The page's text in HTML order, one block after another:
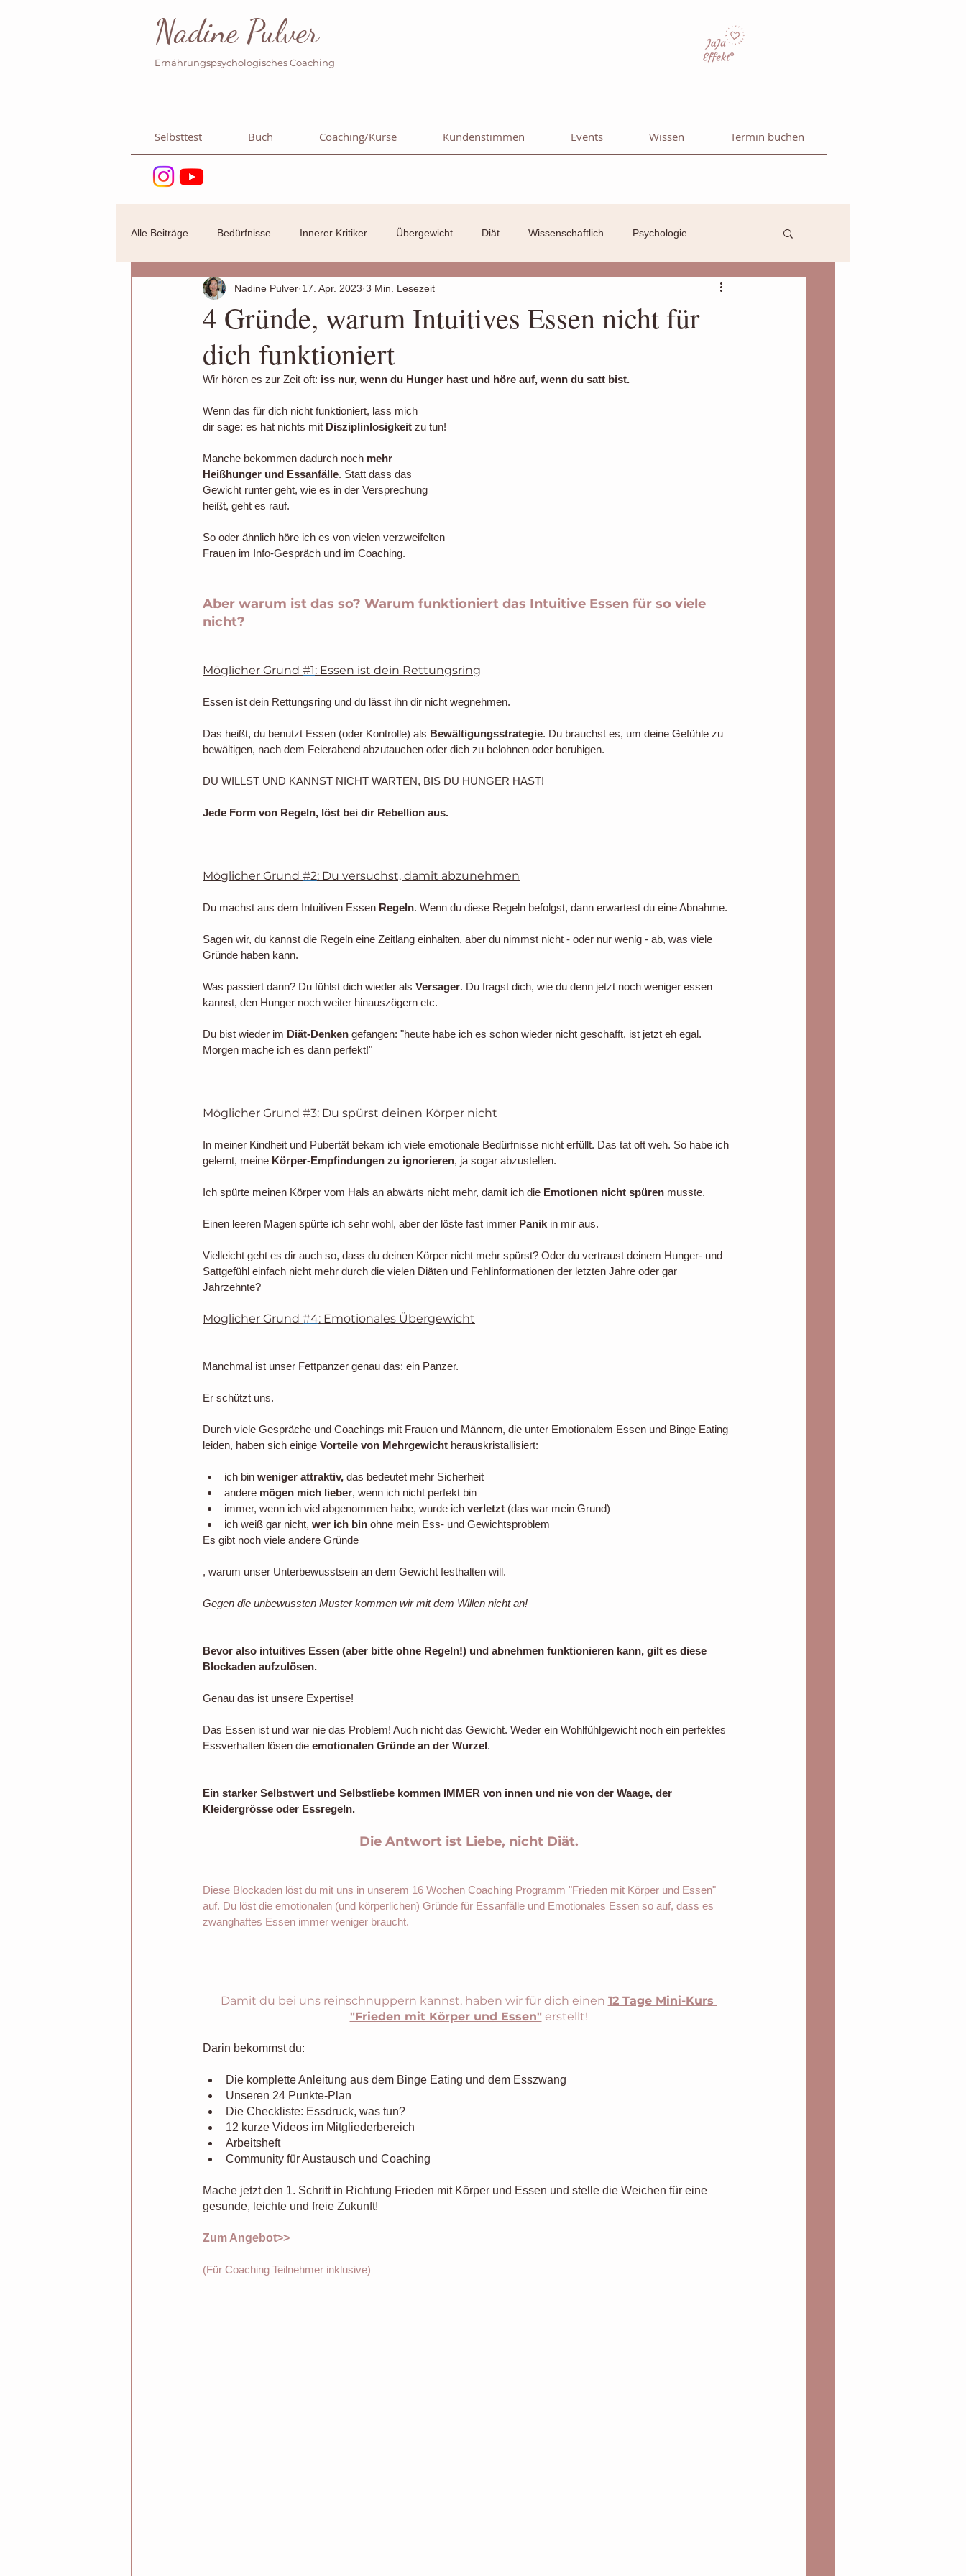
Nadine Pulver
Ernährungspsychologisches Coaching
Selbsttest Buch Coaching/Kurse Kundenstimmen Events Wissen Termin buchen
Alle Beiträge Bedürfnisse Innerer Kritiker Übergewicht Diät Wissenschaftlich Psychologie
Meine Erfahrung Binge Eating Selbst-Liebe Adventszeit
Badeanzug Wege aus dem Binge Eating
Blutzuckerspiegel Vorsätze Abgrenzung
Insulinresistenz Innerer Fürsorger Essgründe
4 Gründe, warum Intuitives Essen nicht für
dich funktioniert
Nadine Pulver 17. Apr. 2023 3 Min. Lesezeit
Wir hören es zur Zeit oft: iss nur, wenn du Hunger hast und höre auf, wenn du satt bist.
Wenn das für dich nicht funktioniert, lass mich
dir sage: es hat nichts mit Disziplinlosigkeit zu tun!
Manche bekommen dadurch noch mehr
Heißhunger und Essanfälle. Statt dass das
Gewicht runter geht, wie es in der Versprechung
heißt, geht es rauf.
So oder ähnlich höre ich es von vielen verzweifelten
Frauen im Info-Gespräch und im Coaching.
Aber warum ist das so? Warum funktioniert das Intuitive Essen für so viele
nicht?
Möglicher Grund #1: Essen ist dein Rettungsring
Essen ist dein Rettungsring und du lässt ihn dir nicht wegnehmen.
Das heißt, du benutzt Essen (oder Kontrolle) als Bewältigungsstrategie. Du brauchst es, um deine Gefühle zu
bewältigen, nach dem Feierabend abzutauchen oder dich zu belohnen oder beruhigen.
DU WILLST UND KANNST NICHT WARTEN, BIS DU HUNGER HAST!
Jede Form von Regeln, löst bei dir Rebellion aus.
Möglicher Grund #2: Du versuchst, damit abzunehmen
Du machst aus dem Intuitiven Essen Regeln. Wenn du diese Regeln befolgst, dann erwartest du eine Abnahme.
Sagen wir, du kannst die Regeln eine Zeitlang einhalten, aber du nimmst nicht - oder nur wenig - ab, was viele
Gründe haben kann.
Was passiert dann? Du fühlst dich wieder als Versager. Du fragst dich, wie du denn jetzt noch weniger essen
kannst, den Hunger noch weiter hinauszögern etc.
Du bist wieder im Diät-Denken gefangen: "heute habe ich es schon wieder nicht geschafft, ist jetzt eh egal.
Morgen mache ich es dann perfekt!"
Möglicher Grund #3: Du spürst deinen Körper nicht
In meiner Kindheit und Pubertät bekam ich viele emotionale Bedürfnisse nicht erfüllt. Das tat oft weh. So habe ich
gelernt, meine Körper-Empfindungen zu ignorieren, ja sogar abzustellen.
Ich spürte meinen Körper vom Hals an abwärts nicht mehr, damit ich die Emotionen nicht spüren musste.
Einen leeren Magen spürte ich sehr wohl, aber der löste fast immer Panik in mir aus.
Vielleicht geht es dir auch so, dass du deinen Körper nicht mehr spürst? Oder du vertraust deinem Hunger- und
Sattgefühl einfach nicht mehr durch die vielen Diäten und Fehlinformationen der letzten Jahre oder gar
Jahrzehnte?
Möglicher Grund #4: Emotionales Übergewicht
Manchmal ist unser Fettpanzer genau das: ein Panzer.
Er schützt uns.
Durch viele Gespräche und Coachings mit Frauen und Männern, die unter Emotionalem Essen und Binge Eating
leiden, haben sich einige Vorteile von Mehrgewicht herauskristallisiert:
ich bin weniger attraktiv, das bedeutet mehr Sicherheit
andere mögen mich lieber, wenn ich nicht perfekt bin
immer, wenn ich viel abgenommen habe, wurde ich verletzt (das war mein Grund)
ich weiß gar nicht, wer ich bin ohne mein Ess- und Gewichtsproblem
Es gibt noch viele andere Gründe
, warum unser Unterbewusstsein an dem Gewicht festhalten will.
Gegen die unbewussten Muster kommen wir mit dem Willen nicht an!
Bevor also intuitives Essen (aber bitte ohne Regeln!) und abnehmen funktionieren kann, gilt es diese
Blockaden aufzulösen.
Genau das ist unsere Expertise!
Das Essen ist und war nie das Problem! Auch nicht das Gewicht. Weder ein Wohlfühlgewicht noch ein perfektes
Essverhalten lösen die emotionalen Gründe an der Wurzel.
Ein starker Selbstwert und Selbstliebe kommen IMMER von innen und nie von der Waage, der
Kleidergrösse oder Essregeln.
Die Antwort ist Liebe, nicht Diät.
Diese Blockaden löst du mit uns in unserem 16 Wochen Coaching Programm "Frieden mit Körper und Essen"
auf. Du löst die emotionalen (und körperlichen) Gründe für Essanfälle und Emotionales Essen so auf, dass es
zwanghaftes Essen immer weniger braucht.
Damit du bei uns reinschnuppern kannst, haben wir für dich einen 12 Tage Mini-Kurs
"Frieden mit Körper und Essen" erstellt!
Darin bekommst du:
Die komplette Anleitung aus dem Binge Eating und dem Esszwang
Unseren 24 Punkte-Plan
Die Checkliste: Essdruck, was tun?
12 kurze Videos im Mitgliederbereich
Arbeitsheft
Community für Austausch und Coaching
Mache jetzt den 1. Schritt in Richtung Frieden mit Körper und Essen und stelle die Weichen für eine
gesunde, leichte und freie Zukunft!
Zum Angebot>>
(Für Coaching Teilnehmer inklusive)